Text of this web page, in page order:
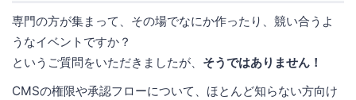
専門の方が集まって、その場でなにか作ったり、競い合うよ
うなイベントですか？
というご質問をいただきましたが、 そうではありません！
CMSの権限や承認フローについて、ほとんど知らない方向け